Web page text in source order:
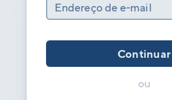
Endereço de e-mail
Continuar
ou